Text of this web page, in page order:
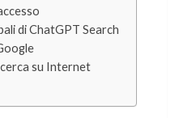
di ChatGPT Search
su Internet